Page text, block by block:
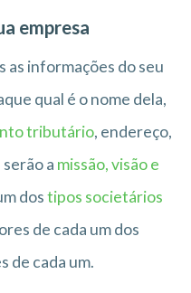
empresa
informações do seu
qual é o nome dela,
tributário, endereço,
a missão, visão e
dostipos societários
de cada um dos
de cada um.